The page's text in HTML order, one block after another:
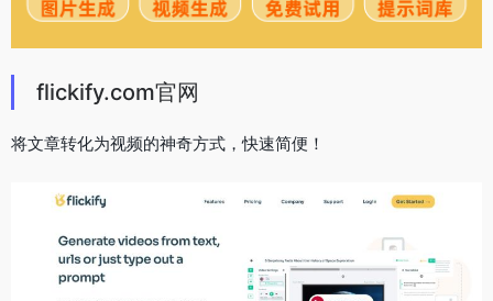
flickify.com官网
将文章转化为视频的神奇方式，快速简便！